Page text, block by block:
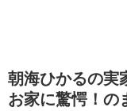
朝海ひかるの実
お家に驚愕！の